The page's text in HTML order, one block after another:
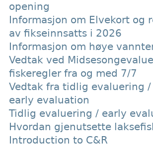
opening
Informasjon om Elvekort og
av fikseinnsatts i 2026
Informasjon om høye
Vedtak ved
fiskeregler fra og med 7/7
Vedtak fra tidlig evaluering /
early evaluation
Tidlig evaluering / early
Hvordan gjenutsette
Introduction to C&R